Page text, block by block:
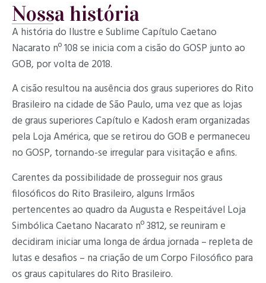
Nossa história
A história do Ilustre e Sublime Capítulo Caetano
Nacarato nº 108 se inicia com a cisão do GOSP junto ao
GOB, por volta de 2018.
A cisão resultou na ausência dos graus superiores do Rito
Brasileiro na cidade de São Paulo, uma vez que as lojas
de graus superiores Capítulo e Kadosh eram organizadas
pela Loja América, que se retirou do GOB e permaneceu
no GOSP, tornando-se irregular para visitação e afins.
Carentes da possibilidade de prosseguir nos graus
filosóficos do Rito Brasileiro, alguns Irmãos
pertencentes ao quadro da Augusta e Respeitável Loja
Simbólica Caetano Nacarato nº 3812, se reuniram e
decidiram iniciar uma longa de árdua jornada – repleta de
lutas e desafios – na criação de um Corpo Filosófico para
os graus capitulares do Rito Brasileiro.